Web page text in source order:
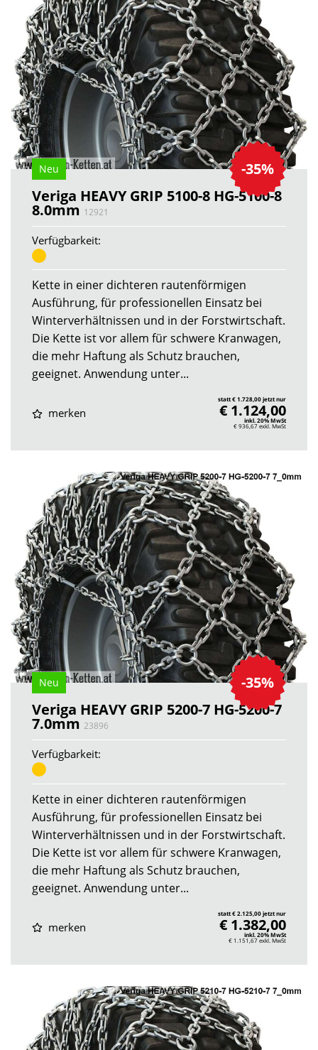
-35%
Neu
Veriga HEAVY GRIP 5100-8 HG-5100-8
8.0mm 12921
Verfügbarkeit:
Kette in einer dichteren rautenförmigen
Ausführung, für professionellen Einsatz bei
Winterverhältnissen und in der Forstwirtschaft.
Die Kette ist vor allem für schwere Kranwagen,
die mehr Haftung als Schutz brauchen,
geeignet. Anwendung unter...
merken
statt € 1.728,00 jetzt nur
€ 1.124,00
inkl. 20% MwSt
€ 936,67exkl. MwSt
-35%
Neu
Veriga HEAVY GRIP 5200-7 HG-5200-7
7.0mm 23896
Verfügbarkeit:
Kette in einer dichteren rautenförmigen
Ausführung, für professionellen Einsatz bei
Winterverhältnissen und in der Forstwirtschaft.
Die Kette ist vor allem für schwere Kranwagen,
die mehr Haftung als Schutz brauchen,
geeignet. Anwendung unter...
merken
statt € 2.125,00 jetzt nur
€ 1.382,00
inkl. 20% MwSt
€ 1.151,67exkl. MwSt